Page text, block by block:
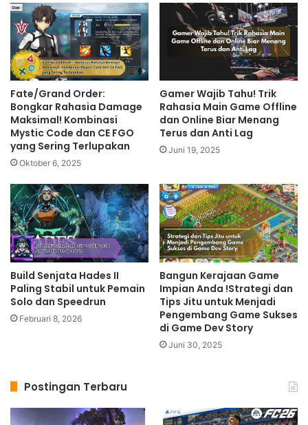
Fate/Grand Order:
Bongkar Rahasia Damage
Maksimal! Kombinasi
Mystic Code dan CE FGO
yang Sering Terlupakan
Oktober 6, 2025
Gamer Wajib Tahu! Trik
Rahasia Main Game Offline
dan Online Biar Menang
Terus dan Anti Lag
Juni 19, 2025
Build Senjata Hades II
Paling Stabil untuk Pemain
Solo dan Speedrun
Februari 8, 2026
Bangun Kerajaan Game
Impian Anda !Strategi dan
Tips Jitu untuk Menjadi
Pengembang Game Sukses
di Game Dev Story
Juni 30, 2025
Postingan Terbaru